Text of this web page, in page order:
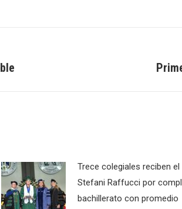
Trece colegiales reciben el
Stefani Raffucci por
bachillerato con promedio